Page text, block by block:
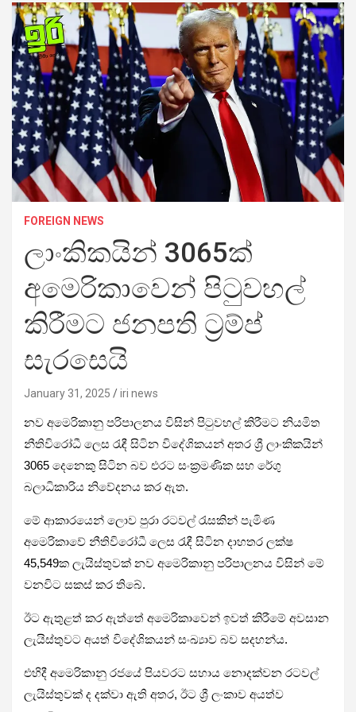
FOREIGN NEWS
ලාංකිකයින් 3065ක්
අමෙරිකාවෙන් පිටුවහල්
කිරීමට ජනපති ට්‍රම්ප්
සැරසෙයි
January 31, 2025 iri news
නව අමෙරිකානු පරිපාලනය විසින් පිටුවහල් කිරීමට නියමිත
නීතිවිරෝධී ලෙස රැඳී සිටින විදේශිකයන් අතර ශ්‍රී ලාංකිකයින්
3065 දෙනෙකු සිටින බව එරට සංක්‍රමණික සහ රේගු
බලාධිකාරිය නිවේදනය කර ඇත.
මේ ආකාරයෙන් ලොව පුරා රටවල් රැසකින් පැමිණ
අමෙරිකාවේ නීතිවිරෝධී ලෙස රැඳී සිටින දාහතර ලක්ෂ
45,549ක ලැයිස්තුවක් නව අමෙරිකානු පරිපාලනය විසින් මේ
වනවිට සකස් කර තිබේ.
ඊට ඇතුළත් කර ඇත්තේ අමෙරිකාවෙන් ඉවත් කිරීමේ අවසාන
ලැයිස්තුවට අයත් විදේශිකයන් සංඛ්‍යාව බව සදහන්ය.
එහිදී අමෙරිකානු රජයේ පියවරට සහාය නොදක්වන රටවල්
ලැයිස්තුවක් ද දක්වා ඇති අතර, ඊට ශ්‍රී ලංකාව අයත්ව